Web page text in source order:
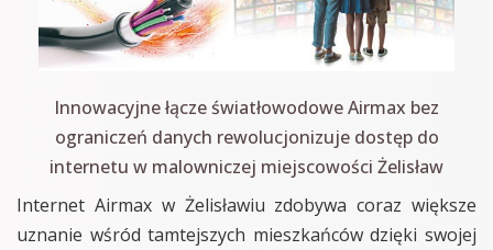
Innowacyjne łącze światłowodowe Airmax bez
ograniczeń danych rewolucjonizuje dostęp do
internetu w malowniczej miejscowości Żelisław
Internet Airmax w Żelisławiu zdobywa coraz większe
uznanie wśród tamtejszych mieszkańców dzięki swojej